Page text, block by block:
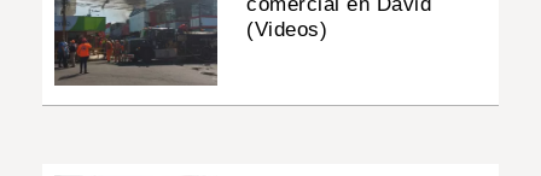
(Videos)